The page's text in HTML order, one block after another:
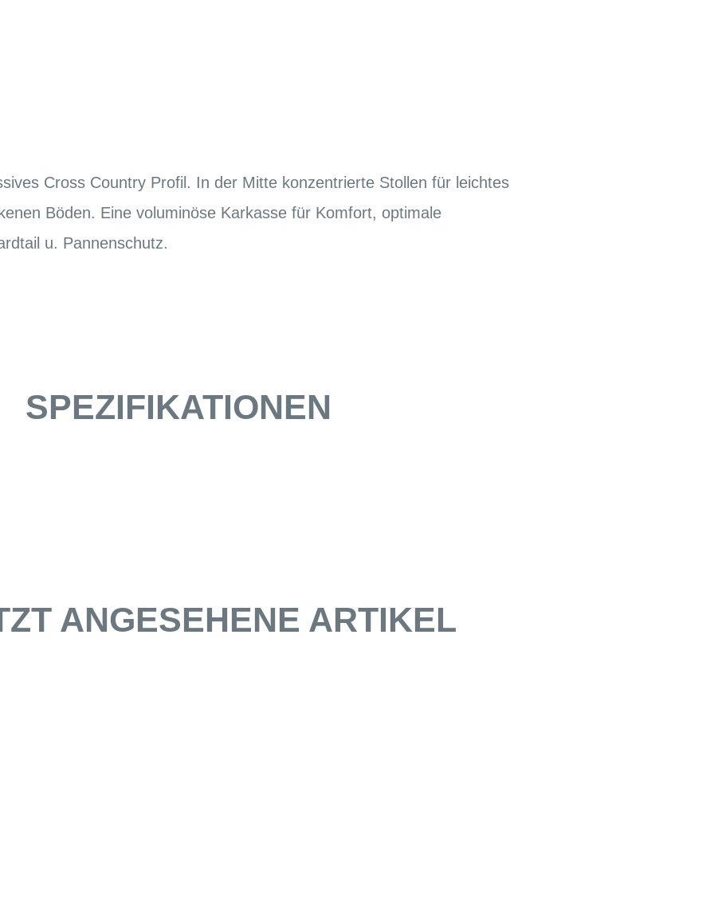
Cross Country Profil. In der Mitte konzentrierte Stollen für leichtes
Böden. Eine voluminöse Karkasse für Komfort, optimale
u. Pannenschutz.
SPEZIFIKATIONEN
ANGESEHENE ARTIKEL